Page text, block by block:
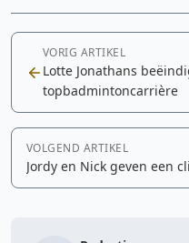
VORIG ARTIKEL
Lotte Jonathans
topbadmintoncarrière
VOLGEND ARTIKEL
Jordy en Nick geven een